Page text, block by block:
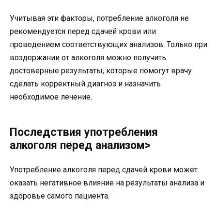
Учитывая эти факторы, потребление алкоголя не
рекомендуется перед сдачей крови или
проведением соответствующих анализов. Только при
воздержании от алкоголя можно получить
достоверные результаты, которые помогут врачу
сделать корректный диагноз и назначить
необходимое лечение.
Последствия употребления
алкоголя перед анализом>
Употребление алкоголя перед сдачей крови может
оказать негативное влияние на результаты анализа и
здоровье самого пациента.